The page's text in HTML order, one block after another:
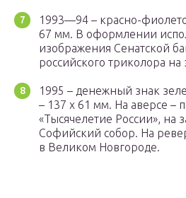
1993—94 – красно-
67 мм. В оформлении
изображения Сенатской
российского триколора на
1995 – денежный знак
– 137 х 61 мм. На аверсе –
«Тысячелетие России», на
Софийский собор. На
в Великом Новгороде.